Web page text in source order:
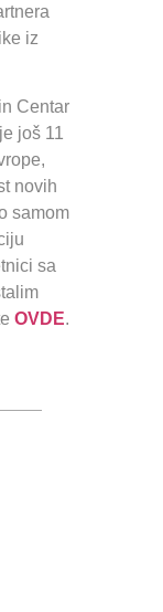
iz
Centar
još 11
novih
samom
sa
OVDE.